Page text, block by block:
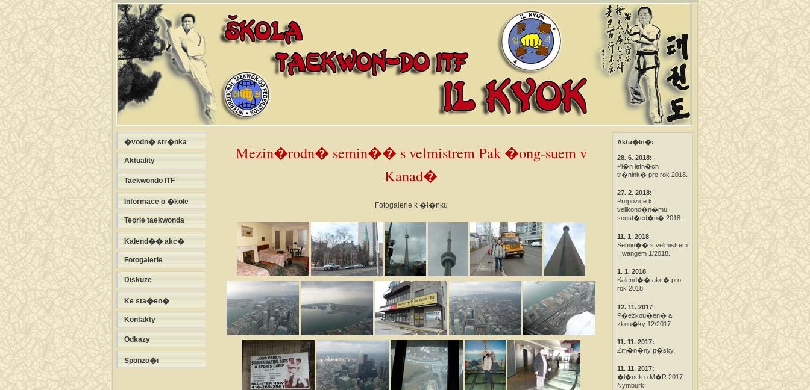
�vodn� str�nka
Aktuality
Taekwondo ITF
Informace o �kole
Teorie taekwonda
Kalend�� akc�
Fotogalerie
Diskuze
Ke sta�en�
Kontakty
Odkazy
Sponzo�i
Aktu�ln�:
28. 6. 2018:
Pl�n letn�ch
tr�nink� pro rok 2018.
27. 2. 2018:
Propozice k
velikono�n�mu
soust�ed�n� 2018.
11. 1. 2018
Semin�� s velmistrem
Hwangem 1/2018.
1. 1. 2018
Kalend�� akc� pro
rok 2018.
12. 11. 2017
P�ezkou�en� a
zkou�ky 12/2017
11. 11. 2017:
Zm�n�ny p�sky.
11. 11. 2017:
�l�nek o M�R 2017
Nymburk.
Mezin�rodn� semin�� s velmistrem Pak �ong-suem v
Kanad�
Fotogalerie k �l�nku